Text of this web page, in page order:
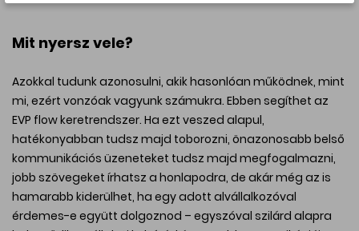
Mit nyersz vele?
Azokkal tudunk azonosulni, akik hasonlóan működnek, mint
mi, ezért vonzóak vagyunk számukra. Ebben segíthet az
EVP flow keretrendszer. Ha ezt veszed alapul,
hatékonyabban tudsz majd toborozni, önazonosabb belső
kommunikációs üzeneteket tudsz majd megfogalmazni,
jobb szövegeket írhatsz a honlapodra, de akár még az is
hamarabb kiderülhet, ha egy adott alvállalkozóval
érdemes-e együtt dolgoznod – egyszóval szilárd alapra